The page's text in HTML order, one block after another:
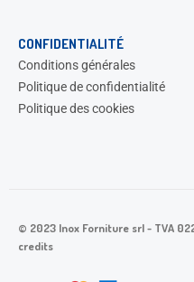
CONFIDENTIALITÉ
Conditions générales
Politique de confidentialité
Politique des cookies
© 2023 Inox Forniture srl - TVA
credits